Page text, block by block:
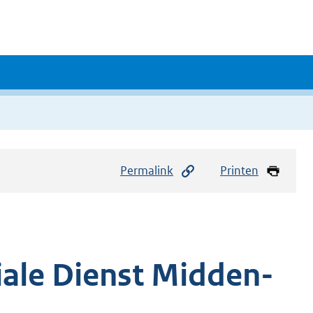
Permalink Printen
Dienst Midden-